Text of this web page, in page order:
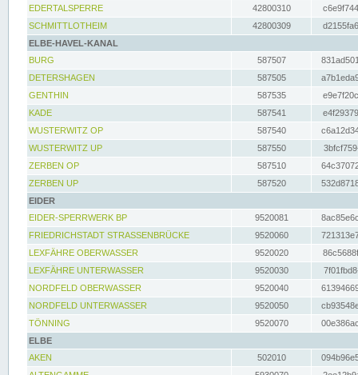
EDERTALSPERRE
42800310
SCHMITTLOTHEIM
42800309
ELBE-HAVEL-KANAL
BURG
587507
DETERSHAGEN
587505
GENTHIN
587535
KADE
587541
WUSTERWITZ OP
587540
WUSTERWITZ UP
587550
ZERBEN OP
587510
ZERBEN UP
587520
EIDER
EIDER-SPERRWERK BP
9520081
FRIEDRICHSTADT STRASSENBRÜCKE
9520060
LEXFÄHRE OBERWASSER
9520020
LEXFÄHRE UNTERWASSER
9520030
NORDFELD OBERWASSER
9520040
NORDFELD UNTERWASSER
9520050
TÖNNING
9520070
ELBE
AKEN
502010